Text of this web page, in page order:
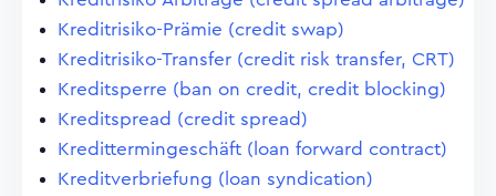
Kreditrisiko-Prämie (credit swap)
Kreditrisiko-Transfer (credit risk transfer, CRT)
Kreditsperre (ban on credit, credit blocking)
Kreditspread (credit spread)
Kredittermingeschäft (loan forward contract)
Kreditverbriefung (loan syndication)